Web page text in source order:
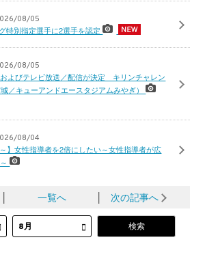
08/05
特別指定選手に2選手を認定
08/05
よびテレビ放送／配信が決定 キリンチャレン
／キューアンドエースタジアムみやぎ）
08/04
】女性指導者を2倍にしたい～女性指導者が広
～
一覧へ 次の記事へ